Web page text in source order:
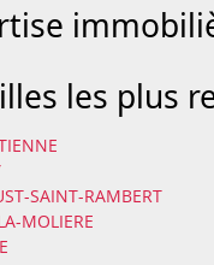
les plus
SAINT-RAMBERT
MOLIERE